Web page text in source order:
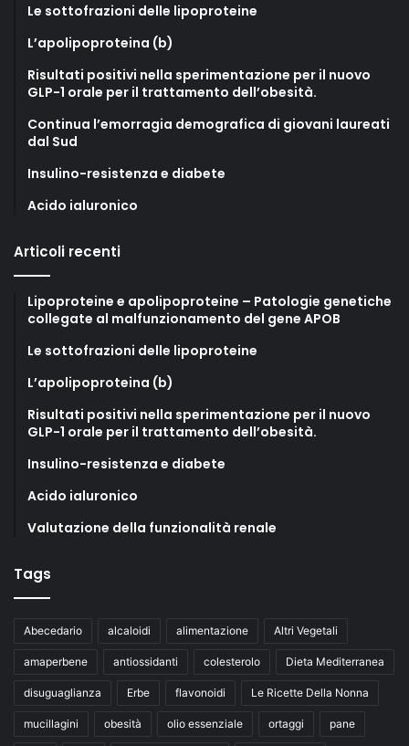
Le sottofrazioni delle lipoproteine
L’apolipoproteina (b)
Risultati positivi nella sperimentazione per il nuovo
GLP-1 orale per il trattamento dell’obesità.
Continua l’emorragia demografica di giovani laureati
dal Sud
Insulino-resistenza e diabete
Acido ialuronico
Articoli recenti
Lipoproteine e apolipoproteine – Patologie genetiche
collegate al malfunzionamento del gene APOB
Le sottofrazioni delle lipoproteine
L’apolipoproteina (b)
Risultati positivi nella sperimentazione per il nuovo
GLP-1 orale per il trattamento dell’obesità.
Insulino-resistenza e diabete
Acido ialuronico
Valutazione della funzionalità renale
Tags
Abecedario alcaloidi alimentazione Altri Vegetali
amaperbene antiossidanti colesterolo Dieta Mediterranea
disuguaglianza Erbe flavonoidi Le Ricette Della Nonna
mucillagini obesità olio essenziale ortaggi pane